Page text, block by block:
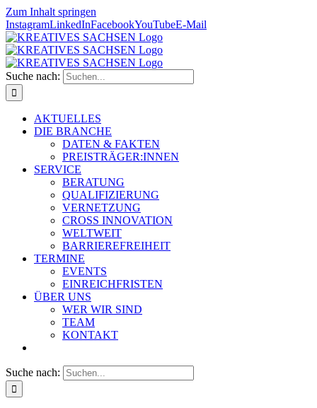
Zum Inhalt springen
InstagramLinkedInFacebookYouTubeE-Mail
Suche nach:
AKTUELLES
DIE BRANCHE
DATEN & FAKTEN
PREISTRÄGER:INNEN
SERVICE
BERATUNG
QUALIFIZIERUNG
VERNETZUNG
CROSS INNOVATION
WELTWEIT
BARRIEREFREIHEIT
TERMINE
EVENTS
EINREICHFRISTEN
ÜBER UNS
WER WIR SIND
TEAM
KONTAKT
Suche nach: